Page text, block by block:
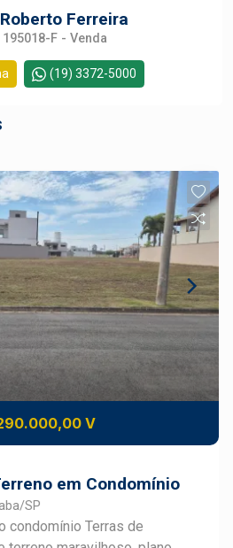
Ferreira
195018-F - Venda
(19) 3372-5000
V
em Condomínio
SP
condomínio Terras de